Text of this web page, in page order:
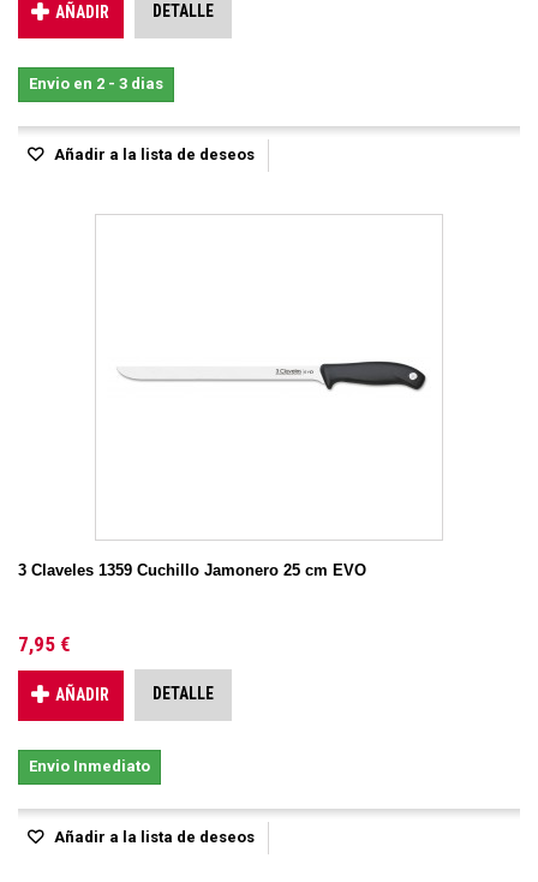
AÑADIR DETALLE
Envio en 2 - 3 dias
Añadir a la lista de deseos
3 Claveles 1359 Cuchillo Jamonero 25 cm EVO
7,95 €
AÑADIR DETALLE
Envio Inmediato
Añadir a la lista de deseos